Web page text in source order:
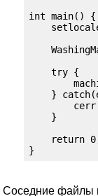
int main() {
    try {
}
    }
return
}
Соседние файлы